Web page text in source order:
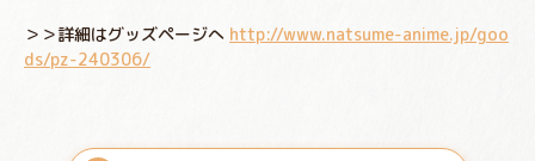
＞＞詳細はグッズページへ http://www.natsume-anime.jp/goo
ds/pz-240306/